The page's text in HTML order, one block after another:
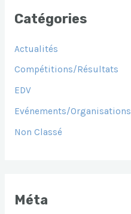
Catégories
Actualités
Compétitions/Résultats
EDV
Evénements/Organisations
Non Classé
Méta